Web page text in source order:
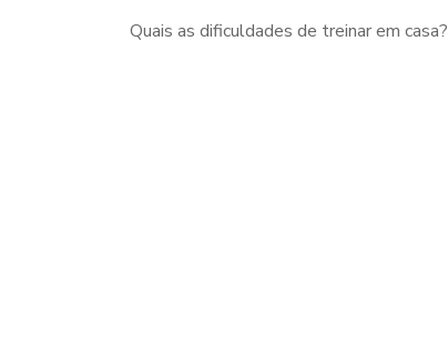
Quais as dificuldades de treinar em casa?